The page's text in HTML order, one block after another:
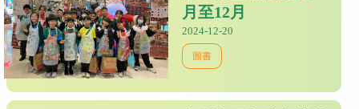
月至12月
2024-12-20
圖書